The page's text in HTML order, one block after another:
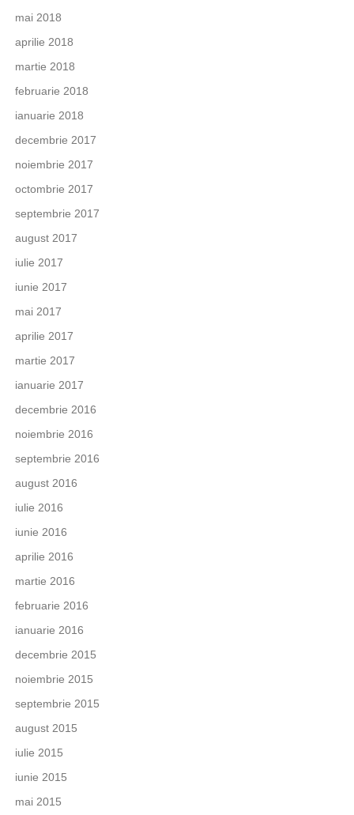
mai 2018
aprilie 2018
martie 2018
februarie 2018
ianuarie 2018
decembrie 2017
noiembrie 2017
octombrie 2017
septembrie 2017
august 2017
iulie 2017
iunie 2017
mai 2017
aprilie 2017
martie 2017
ianuarie 2017
decembrie 2016
noiembrie 2016
septembrie 2016
august 2016
iulie 2016
iunie 2016
aprilie 2016
martie 2016
februarie 2016
ianuarie 2016
decembrie 2015
noiembrie 2015
septembrie 2015
august 2015
iulie 2015
iunie 2015
mai 2015